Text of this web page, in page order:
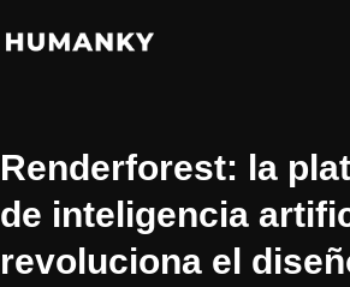
al
Renderforest: la
de inteligencia
revoluciona el